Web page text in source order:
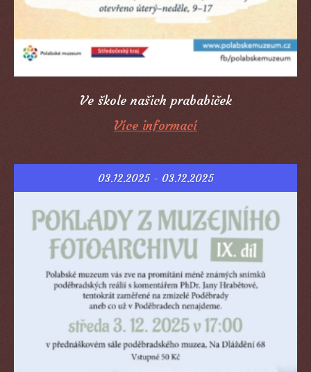
Ve škole našich prababiček
Více informací
03.12.2025 - 03.12.2025